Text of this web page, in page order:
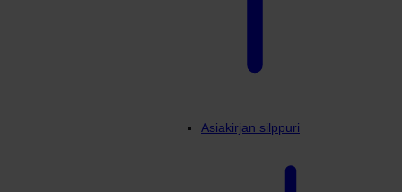
Asiakirjan silppuri